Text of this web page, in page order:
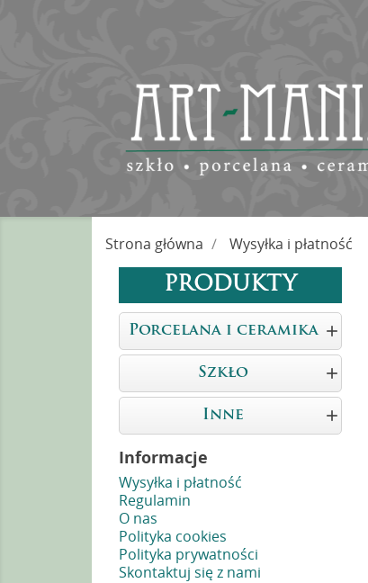
Strona główna Wysyłka i płatność
PRODUKTY
Porcelana i ceramika 
Szkło 
Inne 
Informacje
Wysyłka i płatność
Regulamin
O nas
Polityka cookies
Polityka prywatności
Skontaktuj się z nami